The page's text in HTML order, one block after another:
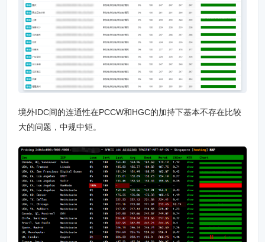
境外IDC间的连通性在PCCW和HGC的加持下基本不存在比较
大的问题，中规中矩。